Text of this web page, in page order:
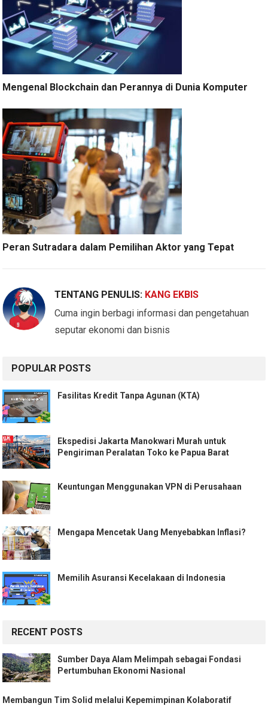
Mengenal Blockchain dan Perannya di Dunia Komputer
Peran Sutradara dalam Pemilihan Aktor yang Tepat
TENTANG PENULIS: KANG EKBIS
Cuma ingin berbagi informasi dan pengetahuan
seputar ekonomi dan bisnis
POPULAR POSTS
Fasilitas Kredit Tanpa Agunan (KTA)
Ekspedisi Jakarta Manokwari Murah untuk
Pengiriman Peralatan Toko ke Papua Barat
Keuntungan Menggunakan VPN di Perusahaan
Mengapa Mencetak Uang Menyebabkan Inflasi?
Memilih Asuransi Kecelakaan di Indonesia
RECENT POSTS
Sumber Daya Alam Melimpah sebagai Fondasi
Pertumbuhan Ekonomi Nasional
Membangun Tim Solid melalui Kepemimpinan Kolaboratif